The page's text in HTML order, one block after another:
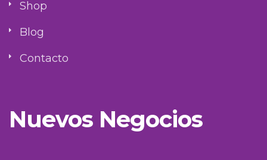
Shop
Blog
Contacto
Nuevos Negocios